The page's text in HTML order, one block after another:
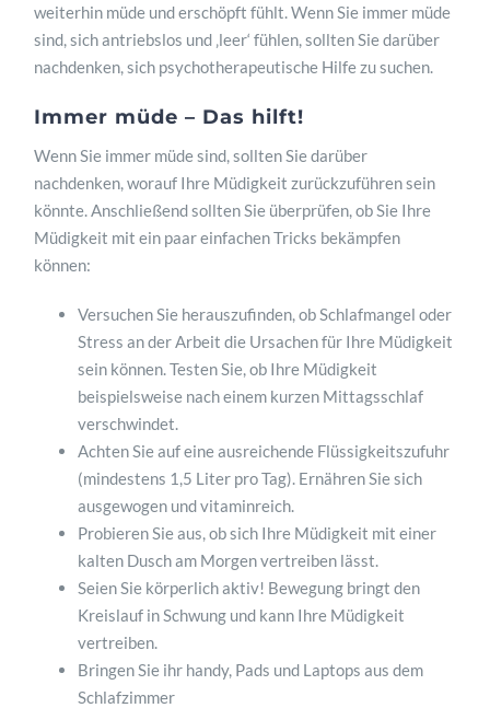
weiterhin müde und erschöpft fühlt. Wenn Sie immer müde
sind, sich antriebslos und ‚leer‘ fühlen, sollten Sie darüber
nachdenken, sich psychotherapeutische Hilfe zu suchen.
Immer müde – Das hilft!
Wenn Sie immer müde sind, sollten Sie darüber
nachdenken, worauf Ihre Müdigkeit zurückzuführen sein
könnte. Anschließend sollten Sie überprüfen, ob Sie Ihre
Müdigkeit mit ein paar einfachen Tricks bekämpfen
können:
Versuchen Sie herauszufinden, ob Schlafmangel oder
Stress an der Arbeit die Ursachen für Ihre Müdigkeit
sein können. Testen Sie, ob Ihre Müdigkeit
beispielsweise nach einem kurzen Mittagsschlaf
verschwindet.
Achten Sie auf eine ausreichende Flüssigkeitszufuhr
(mindestens 1,5 Liter pro Tag). Ernähren Sie sich
ausgewogen und vitaminreich.
Probieren Sie aus, ob sich Ihre Müdigkeit mit einer
kalten Dusch am Morgen vertreiben lässt.
Seien Sie körperlich aktiv! Bewegung bringt den
Kreislauf in Schwung und kann Ihre Müdigkeit
vertreiben.
Bringen Sie ihr handy, Pads und Laptops aus dem
Schlafzimmer